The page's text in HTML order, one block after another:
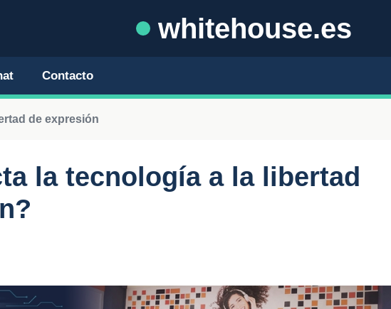
whitehouse.es
Contacto
de expresión
la tecnología a la libertad